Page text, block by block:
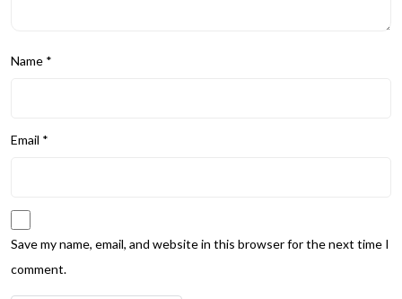
Name *
Email *
Save my name, email, and website in this browser for the next time I
comment.